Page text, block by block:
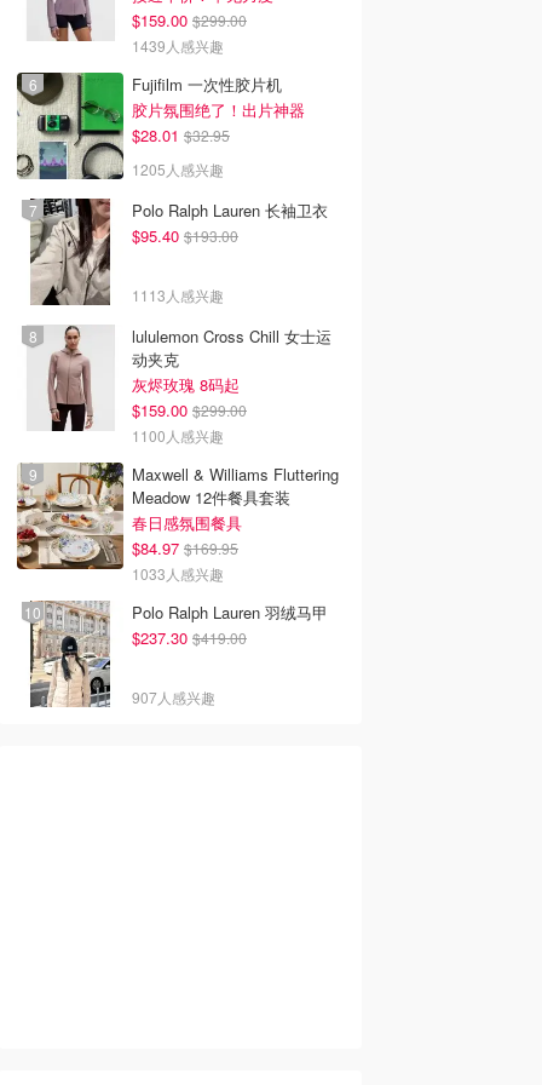
$159.00 $299.00
1439人感兴趣
Fujifilm 一次性胶片机
胶片氛围绝了！出片神器
$28.01 $32.95
1205人感兴趣
Polo Ralph Lauren 长袖卫衣
$95.40 $193.00
1113人感兴趣
lululemon Cross Chill 女士运
动夹克
灰烬玫瑰 8码起
$159.00 $299.00
1100人感兴趣
Maxwell & Williams Fluttering
Meadow 12件餐具套装
春日感氛围餐具
$84.97 $169.95
1033人感兴趣
Polo Ralph Lauren 羽绒马甲
$237.30 $419.00
907人感兴趣